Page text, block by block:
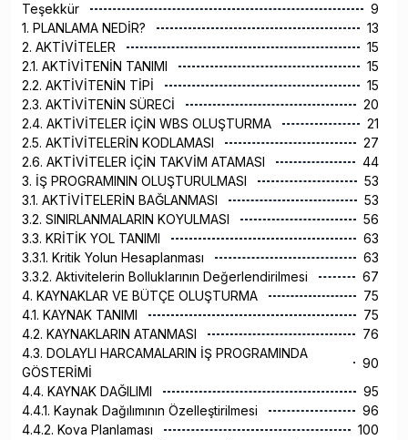
Teşekkür
9
1. PLANLAMA NEDİR?
13
2. AKTİVİTELER
15
2.1. AKTİVİTENİN TANIMI
15
2.2. AKTİVİTENİN TİPİ
15
2.3. AKTİVİTENİN SÜRECİ
20
2.4. AKTİVİTELER İÇİN WBS OLUŞTURMA
21
2.5. AKTİVİTELERİN KODLAMASI
27
2.6. AKTİVİTELER İÇİN TAKVİM ATAMASI
44
3. İŞ PROGRAMININ OLUŞTURULMASI
53
3.1. AKTİVİTELERİN BAĞLANMASI
53
3.2. SINIRLANMALARIN KOYULMASI
56
3.3. KRİTİK YOL TANIMI
63
3.3.1. Kritik Yolun Hesaplanması
63
3.3.2. Aktivitelerin Bolluklarının Değerlendirilmesi
67
4. KAYNAKLAR VE BÜTÇE OLUŞTURMA
75
4.1. KAYNAK TANIMI
75
4.2. KAYNAKLARIN ATANMASI
76
4.3. DOLAYLI HARCAMALARIN İŞ PROGRAMINDA
GÖSTERİMİ
90
4.4. KAYNAK DAĞILIMI
95
4.4.1. Kaynak Dağılımının Özelleştirilmesi
96
4.4.2. Kova Planlaması
100